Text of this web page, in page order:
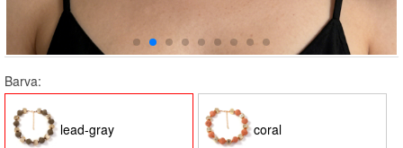
Barva:
lead-gray coral